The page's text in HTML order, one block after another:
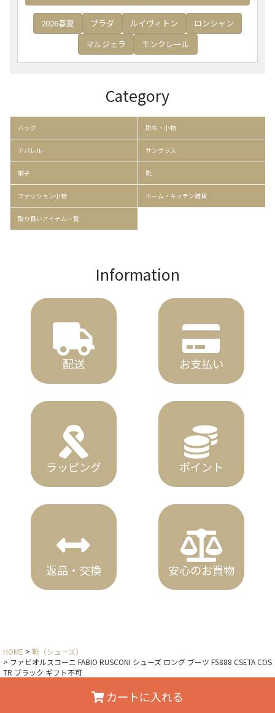
カートに入れる
2026春夏 プラダ ルイヴィトン
ロンシャン
マルジェラ
モンクレール
Category
バッグ 財布・小物
アパレル サングラス
帽子 靴
ファッション小物 ホーム・キッチン雑貨
取り扱いアイテム一覧
Information
配送 お支払い
ラッピング ポイント
返品・交換 安心のお買物
HOME
靴（シューズ）
ファビオルスコーニ FABIO RUSCONI シューズ ロング ブーツ F5888 CSETA COS
TR ブラック ギフト不可
Copyright © x-sell All Rights Reserved.